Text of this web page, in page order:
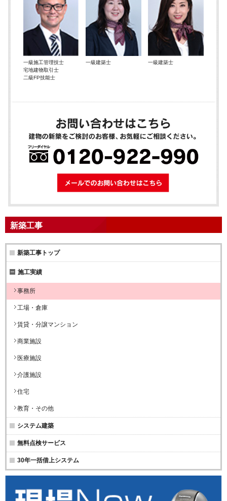
一級施工管理技士
宅地建物取引士
二級FP技能士
一級建築士 一級建築士
メールでのお
新築工事
新築工事トップ
施工実績
事務所
工場・倉庫
賃貸・分譲マンション
商業施設
医療施設
介護施設
住宅
教育・その他
システム建築
無料点検サービス
30年一括借上システム